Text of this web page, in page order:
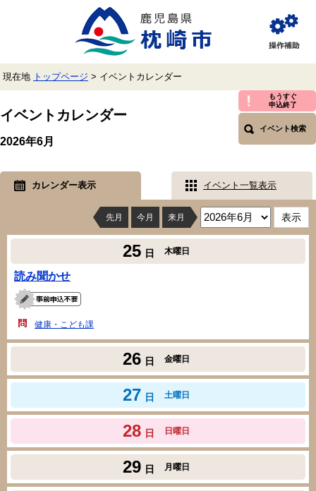
で
ば
本
へ
覧
補
現在地 トップページ > イベントカレンダー
イベントカレンダー
もうすぐ
申込終了
イベント検索
2026年6月
カレンダー表示 イベント一覧表示
先月 今月 来月
25 日 木曜日
読み聞かせ
健康・こども課
26 日 金曜日
27 日 土曜日
28 日 日曜日
29 日 月曜日